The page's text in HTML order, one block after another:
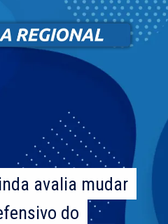
avalia mudar
do
avalia mudar
do